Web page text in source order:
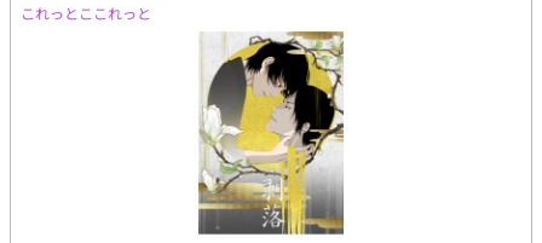
これっとここれっと